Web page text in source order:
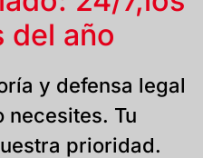
del año
y defensa legal
necesites. Tu
prioridad.